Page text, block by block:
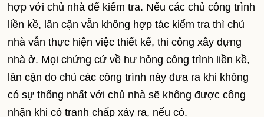
hợp với chủ nhà để kiểm tra. Nếu các chủ công trình
liền kề, lân cận vẫn không hợp tác kiểm tra thì chủ
nhà vẫn thực hiện việc thiết kế, thi công xây dựng
nhà ở. Mọi chứng cứ về hư hỏng công trình liền kề,
lân cận do chủ các công trình này đưa ra khi không
có sự thống nhất với chủ nhà sẽ không được công
nhận khi có tranh chấp xảy ra, nếu có.